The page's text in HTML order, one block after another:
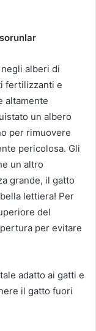
alberi di
fertilizzanti e
altamente
un albero
per rimuovere
pericolosa. Gli
un altro
grande, il gatto
lettiera! Per
del
per evitare
adatto ai gatti e
il gatto fuori